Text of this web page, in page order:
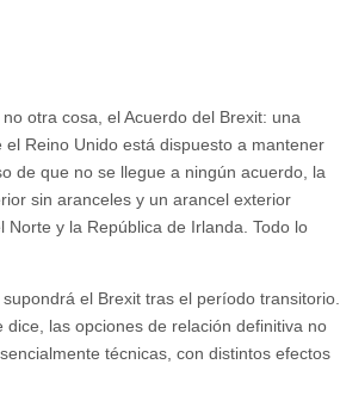
otra cosa, el Acuerdo del Brexit: una
Reino Unido está dispuesto a mantener
de que no se llegue a ningún acuerdo, la
sin aranceles y un arancel exterior
y la República de Irlanda. Todo lo
el Brexit tras el período transitorio.
las opciones de relación definitiva no
técnicas, con distintos efectos